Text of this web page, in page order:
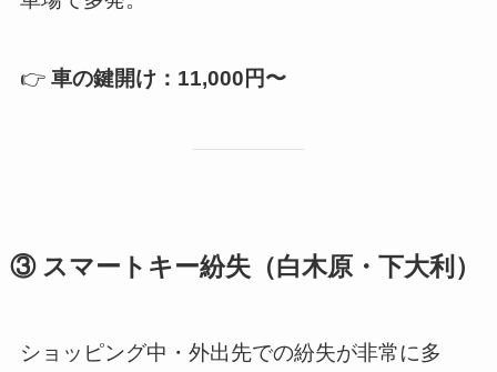
👉 車の鍵開け：11,000円〜
③ スマートキー紛失（白木原・下大利）
ショッピング中・外出先での紛失が非常に多